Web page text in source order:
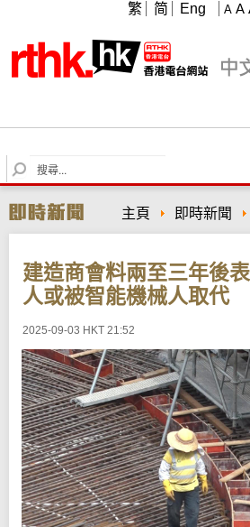
A A
繁 简 Eng
S
e
r
c
主頁 即時新聞
建造商會料兩至三年後
人或被智能機械人取代
2025-09-03 HKT 21:52